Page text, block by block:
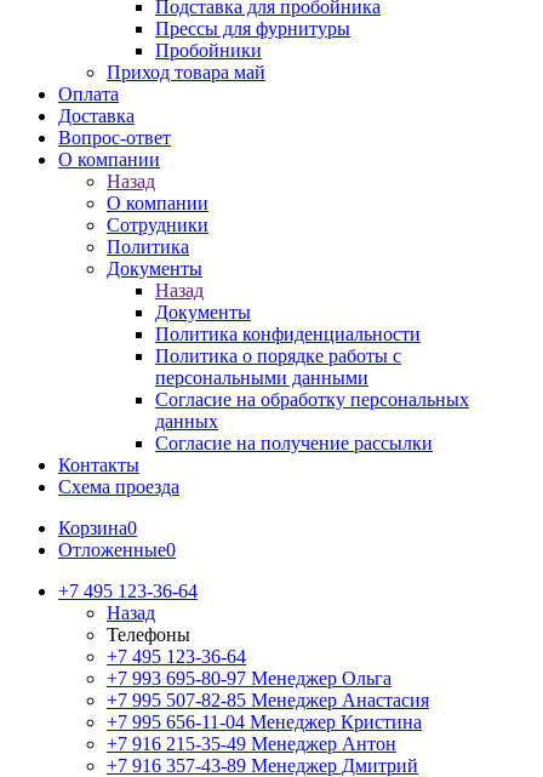
Подставка для пробойника
Прессы для фурнитуры
Пробойники
Приход товара май
Оплата
Доставка
Вопрос-ответ
О компании
Назад
О компании
Сотрудники
Политика
Документы
Назад
Документы
Политика конфиденциальности
Политика о порядке работы с
персональными данными
Согласие на обработку персональных
данных
Согласие на получение рассылки
Контакты
Схема проезда
Корзина0
Отложенные0
+7 495 123-36-64
Назад
Телефоны
+7 495 123-36-64
+7 993 695-80-97 Менеджер Ольга
+7 995 507-82-85 Менеджер Анастасия
+7 995 656-11-04 Менеджер Кристина
+7 916 215-35-49 Менеджер Антон
+7 916 357-43-89 Менеджер Дмитрий